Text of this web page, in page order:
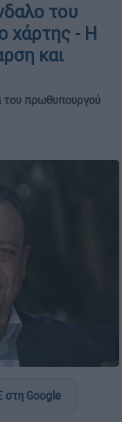
του
χάρτης - Η
και
του πρωθυπουργού
Google